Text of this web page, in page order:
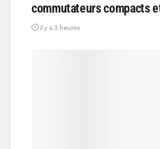
commutateurs compacts
il y a 3 heures